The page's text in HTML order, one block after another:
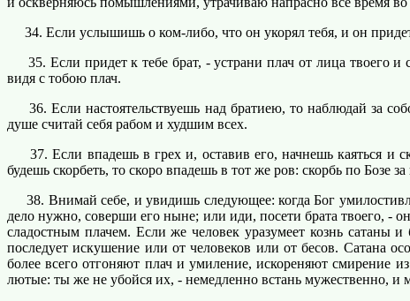
34. Если услышишь о ком-либо, что он укорял тебя, и он
35. Если придет к тебе брат, - устрани плач от лица твоего и
видя с тобою плач.
36. Если настоятельствуешь над братиею, то наблюдай за
душе считай себя рабом и худшим всех.
37. Если впадешь в грех и, оставив его, начнешь каяться и
будешь скорбеть, то скоро впадешь в тот же ров: скорбь по Бозе
38. Внимай себе, и увидишь следующее: когда Бог
дело нужно, соверши его ныне; или иди, посети брата твоего, -
сладостным плачем. Если же человек уразумеет кознь сатаны
последует искушение или от человеков или от бесов. Сатана
более всего отгоняют плач и умиление, искореняют смирение
лютые: ты же не убойся их, - немедленно встань мужественно, и